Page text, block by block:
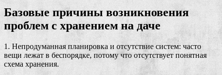
Базовые причины возникновения
проблем с хранением на даче
1. Непродуманная планировка и отсутствие систем: часто
вещи лежат в беспорядке, потому что отсутствует понятная
схема хранения.